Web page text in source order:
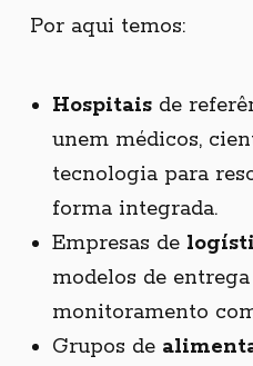
Por aqui temos:
Hospitais de
unem médicos,
tecnologia para
forma integrada.
Empresas de
modelos de
monitoramento
Grupos de